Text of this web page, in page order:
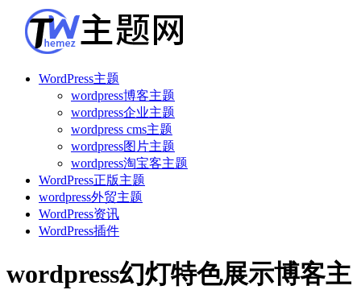
WordPress主题
wordpress博客主题
wordpress企业主题
wordpress cms主题
wordpress图片主题
wordpress淘宝客主题
WordPress正版主题
wordpress外贸主题
WordPress资讯
WordPress插件
wordpress幻灯特色展示博客主